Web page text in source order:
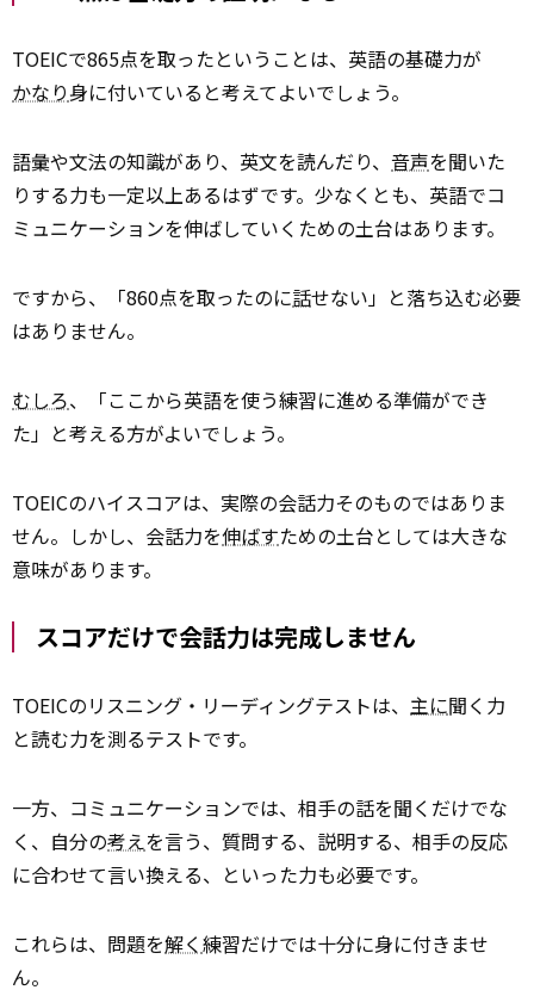
TOEICで865点を取ったということは、英語の基礎力が
かなり身に付いていると考えてよいでしょう。
語彙や文法の知識があり、英文を読んだり、 音声を聞いた
りする力も一定以上あるはずです。少なくとも、英語でコ
ミュニケーションを伸ばしていくための土台はあります。
ですから、「860点を取ったのに話せない」と落ち込む必要
はありません。
むしろ、「ここから英語を使う練習に進める準備ができ
た」と考える方がよいでしょう。
TOEICのハイスコアは、実際の会話力そのものではありま
せん。しかし、会話力を伸ばすための土台としては大きな
意味があります。
スコアだけで会話力は完成しません
TOEICのリスニング・リーディングテストは、 主に聞く力
と読む力を測るテストです。
一方、コミュニケーションでは、相手の話を聞くだけでな
く、自分の考えを言う、質問する、説明する、相手の反応
に合わせて言い換える、といった力も必要です。
これらは、問題を解く練習だけでは十分に身に付きませ
ん。